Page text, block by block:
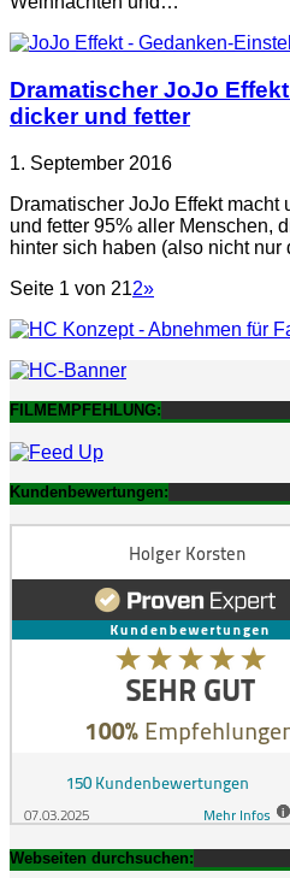
Dramatischer JoJo
dicker und fetter
1. September 2016
Dramatischer JoJo Effekt macht
und fetter 95% aller Menschen,
hinter sich haben (also nicht
Seite 1 von 212»
FILMEMPFEHLUNG:
Kundenbewertungen:
Webseiten durchsuchen: